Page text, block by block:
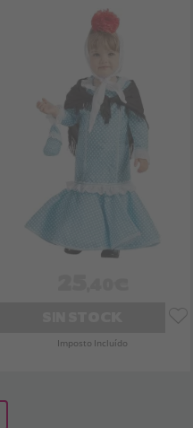
Imposto Incluído